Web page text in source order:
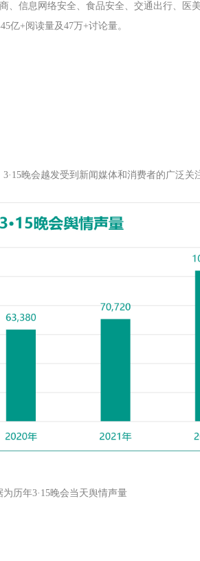
、信息网络安全、食品安全、交通出行、医
亿+阅读量及47万+讨论量。
晚会越发受到新闻媒体和消费者的广泛关
为历年3·15晚会当天舆情声量